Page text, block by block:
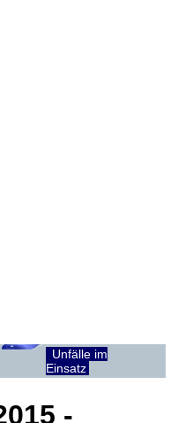
Unfälle im
Einsatz
-